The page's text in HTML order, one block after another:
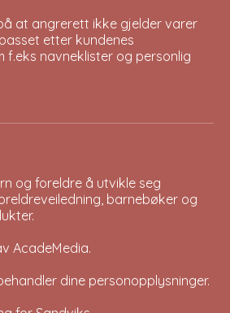
at angrerett ikke gjelder varer
etter kundenes
f.eks navneklister og personlig
og foreldre å utvikle seg
barnebøker og
AcadeMedia.
dine personopplysninger.